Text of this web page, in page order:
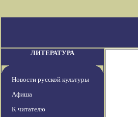
ЛИТЕРАТУРА
Новости русской культуры
Афиша
К читателю